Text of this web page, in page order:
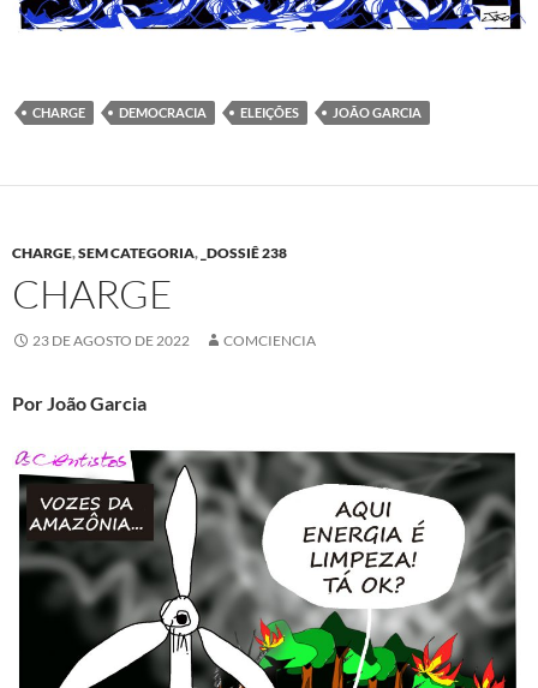
CHARGE DEMOCRACIA ELEIÇÕES JOÃO GARCIA
CHARGE,SEM CATEGORIA, _DOSSIÊ 238
CHARGE
23 DE AGOSTO DE 2022 COMCIENCIA
Por João Garcia